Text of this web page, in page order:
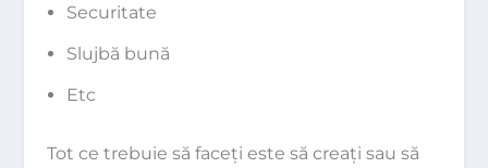
Securitate
Slujbă bună
Etc
Tot ce trebuie să faceţi este să creaţi sau să